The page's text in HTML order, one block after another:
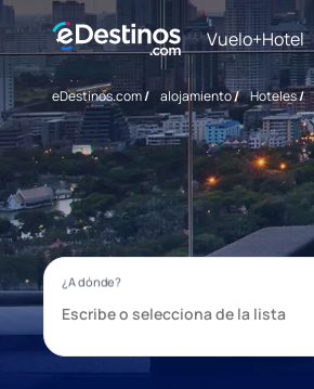
Vuelo+Hotel
eDestinos.com/ alojamiento/ Hoteles/